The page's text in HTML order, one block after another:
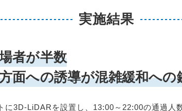
実施結果
者が半数
面への誘導が混雑緩和への
に3D-LiDARを設置し、13:00～22:00の通過